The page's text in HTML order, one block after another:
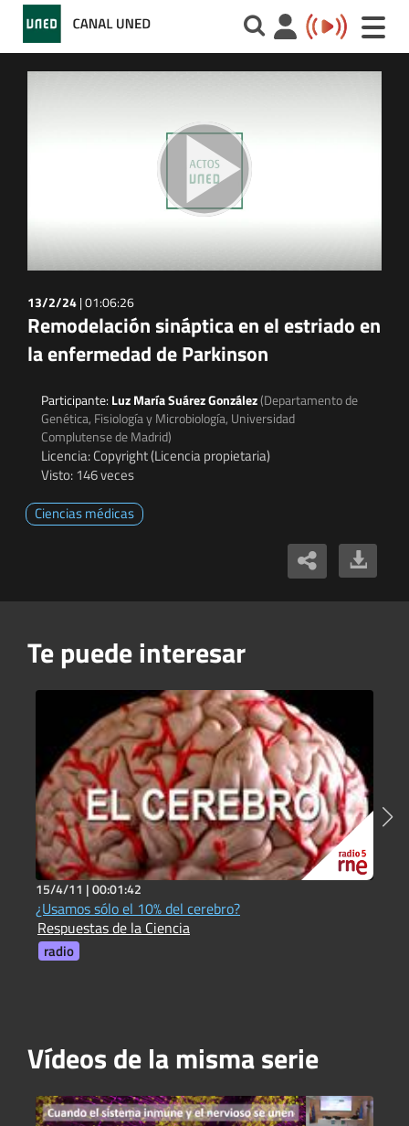
Toggle
13/2/24|01:06:26
Remodelación sináptica en el estriado en
la enfermedad de Parkinson
Participante: Luz María Suárez González(Departamento de
Genética, Fisiología y Microbiología, Universidad
Complutense de Madrid)
Licencia: Copyright (Licencia propietaria)
Visto: 146 veces
Ciencias médicas
Te puede interesar
15/4/11 |00:01:42
¿Usamos sólo el 10% del cerebro?
Respuestas de la Ciencia
radio
Vídeos de la misma serie